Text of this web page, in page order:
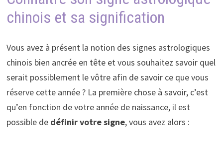
chinois et sa signification
Vous avez à présent la notion des signes astrologiques
chinois bien ancrée en tête et vous souhaitez savoir quel
serait possiblement le vôtre afin de savoir ce que vous
réserve cette année ? La première chose à savoir, c’est
qu’en fonction de votre année de naissance, il est
possible de définir votre signe, vous avez alors :